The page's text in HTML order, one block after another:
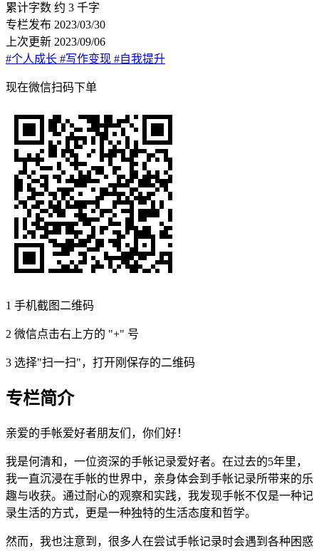
累计字数 约 3 千字
专栏发布 2023/03/30
上次更新 2023/09/06
#个人成长 #写作变现 #自我提升
现在微信扫码下单
1 手机截图二维码
2 微信点击右上方的 "+" 号
3 选择"扫一扫"，打开刚保存的二维码
专栏简介
亲爱的手帐爱好者朋友们，你们好！
我是何清和，一位资深的手帐记录爱好者。在过去的5年里，
我一直沉浸在手帐的世界中，亲身体会到手帐记录所带来的乐
趣与收获。通过耐心的观察和实践，我发现手帐不仅是一种记
录生活的方式，更是一种独特的生活态度和哲学。
然而，我也注意到，很多人在尝试手帐记录时会遇到各种困惑